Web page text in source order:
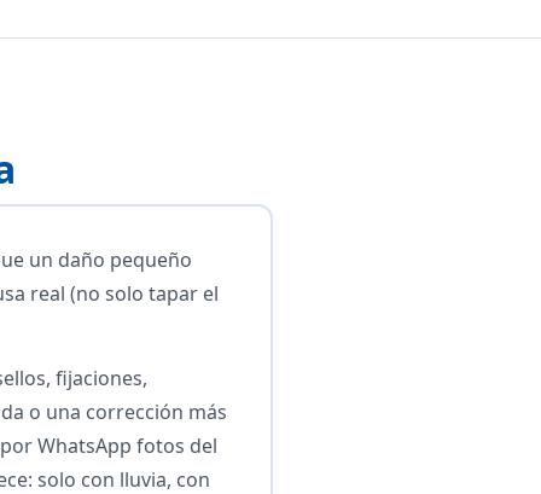
un daño pequeño
real (no solo tapar el
fijaciones,
o una corrección más
WhatsApp fotos del
solo con lluvia, con